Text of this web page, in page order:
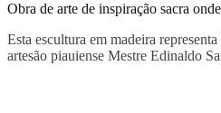
Obra de arte de inspiração sacra
Esta escultura em madeira
artesão piauiense Mestre Edinaldo